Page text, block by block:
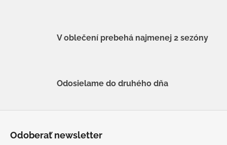
V oblečení prebehá najmenej 2 sezóny
Odosielame do druhého dňa
Odoberať newsletter